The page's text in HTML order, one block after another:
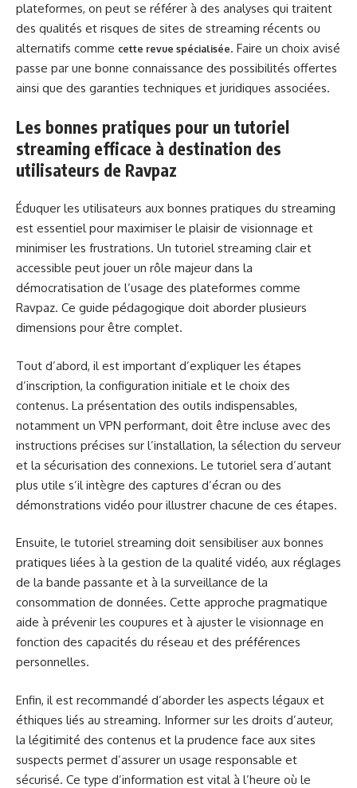
plateformes, on peut se référer à des analyses qui traitent
des qualités et risques de sites de streaming récents ou
alternatifs comme cette revue spécialisée. Faire un choix avisé
passe par une bonne connaissance des possibilités offertes
ainsi que des garanties techniques et juridiques associées.
Les bonnes pratiques pour un tutoriel
streaming efficace à destination des
utilisateurs de Ravpaz
Éduquer les utilisateurs aux bonnes pratiques du streaming
est essentiel pour maximiser le plaisir de visionnage et
minimiser les frustrations. Un tutoriel streaming clair et
accessible peut jouer un rôle majeur dans la
démocratisation de l’usage des plateformes comme
Ravpaz. Ce guide pédagogique doit aborder plusieurs
dimensions pour être complet.
Tout d’abord, il est important d’expliquer les étapes
d’inscription, la configuration initiale et le choix des
contenus. La présentation des outils indispensables,
notamment un VPN performant, doit être incluse avec des
instructions précises sur l’installation, la sélection du serveur
et la sécurisation des connexions. Le tutoriel sera d’autant
plus utile s’il intègre des captures d’écran ou des
démonstrations vidéo pour illustrer chacune de ces étapes.
Ensuite, le tutoriel streaming doit sensibiliser aux bonnes
pratiques liées à la gestion de la qualité vidéo, aux réglages
de la bande passante et à la surveillance de la
consommation de données. Cette approche pragmatique
aide à prévenir les coupures et à ajuster le visionnage en
fonction des capacités du réseau et des préférences
personnelles.
Enfin, il est recommandé d’aborder les aspects légaux et
éthiques liés au streaming. Informer sur les droits d’auteur,
la légitimité des contenus et la prudence face aux sites
suspects permet d’assurer un usage responsable et
sécurisé. Ce type d’information est vital à l’heure où le